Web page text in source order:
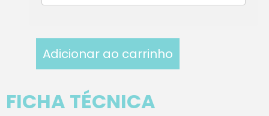
Adicionar ao carrinho
FICHA TÉCNICA